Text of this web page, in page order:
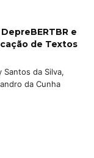
e
de Textos
da Silva,
da Cunha